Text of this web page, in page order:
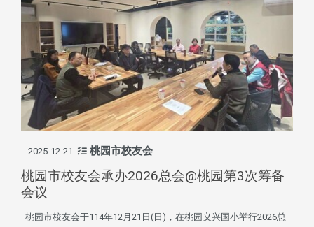
2025-12-21 桃园市校友会
桃园市校友会承办2026总会@桃园第3次筹备
会议
桃园市校友会于114年12月21日(日)，在桃园义兴国小举行2026总